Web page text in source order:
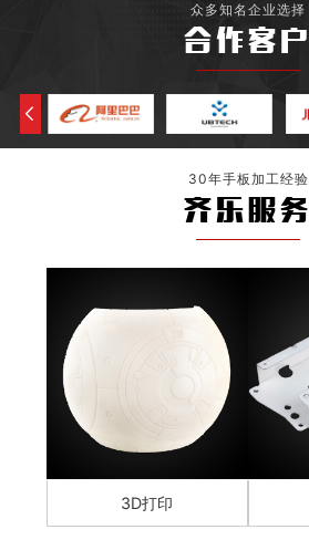
众多知名企业选择
合作客户
30年手板加工经验
齐乐服务
3D打印